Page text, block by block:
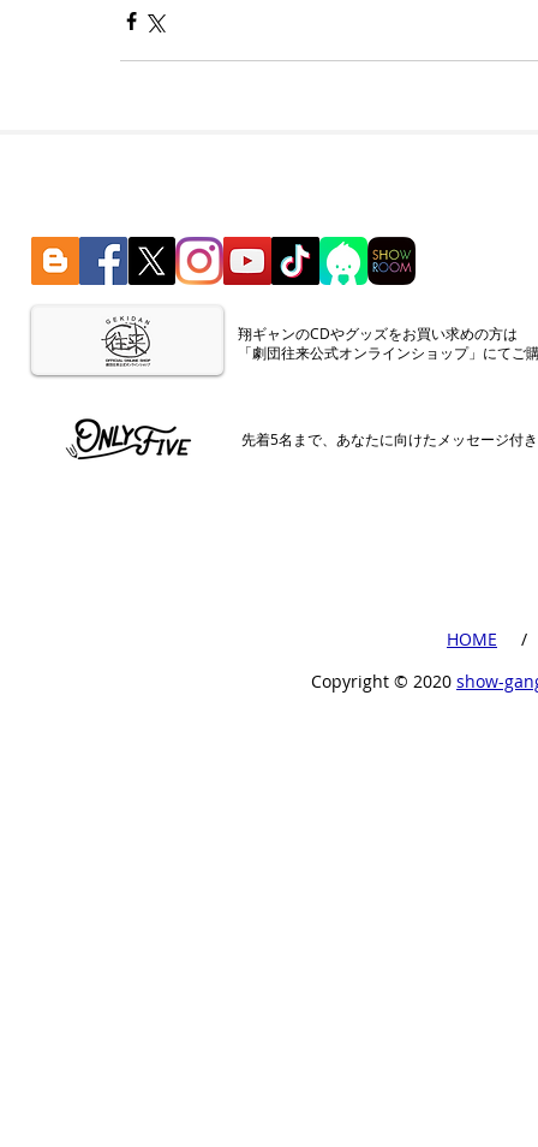
​翔ギャンのCDやグッズをお買い求めの方は
「劇団往来公式オンラインショップ」にてご
先着5名まで、あなたに向けたメッセージ付
​HOME
​ /
Copyright ©︎ 2020 show-